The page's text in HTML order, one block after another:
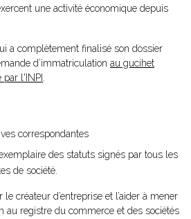
une activité économique depuis
a complètement finalisé son dossier
d’immatriculation au gucihet
par l'INPI
correspondantes
des statuts signés par tous les
de société.
le créateur d’entreprise et l’aider à mener
au registre du commerce et des sociétés